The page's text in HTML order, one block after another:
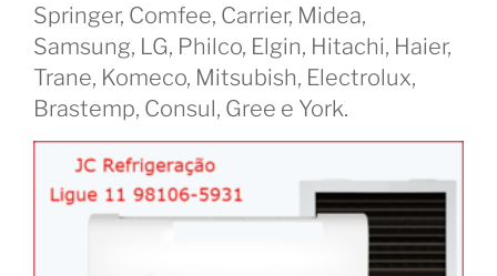
Springer, Comfee, Carrier, Midea,
Samsung, LG, Philco, Elgin, Hitachi, Haier,
Trane, Komeco, Mitsubish, Electrolux,
Brastemp, Consul, Gree e York.